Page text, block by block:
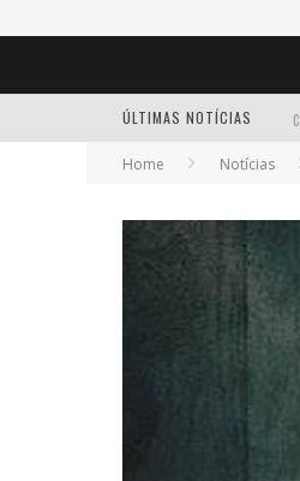
ÚLTIMAS NOTÍCIAS
Home Notícias